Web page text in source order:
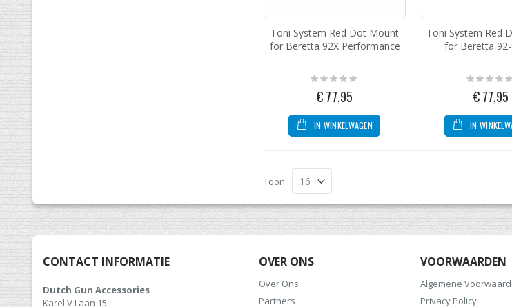
Toni System Red Dot Mount
for Beretta 92X Performance
Rating:
0%
€ 77,95
IN WINKELWAGEN
Toni System Red
for Beretta
Rating:
0%
€ 77,95
IN
Toon
CONTACT INFORMATIE
Dutch Gun Accessories
Karel V Laan 15
OVER ONS
Over Ons
Partners
VOORWAARDEN
Algemene
Privacy Policy